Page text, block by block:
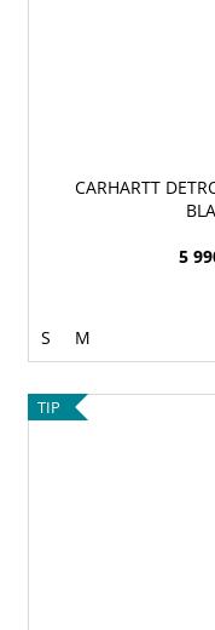
CARHARTT
5
S M
TIP